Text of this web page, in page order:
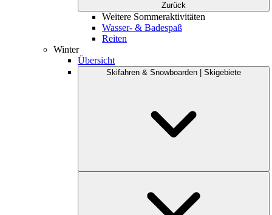
Zurück
Weitere Sommeraktivitäten
Wasser- & Badespaß
Reiten
Winter
Übersicht
Skifahren & Snowboarden | Skigebiete